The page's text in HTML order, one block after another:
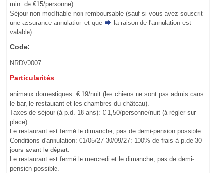
min. de €15/personne).
Séjour non modifiable non remboursable (sauf si vous avez souscrit
une assurance annulation et que
la raison de l'annulation est
valable).
Code:
NRDV0007
Particularités
animaux domestiques: € 19/nuit (les chiens ne sont pas admis dans
le bar, le restaurant et les chambres du château).
Taxes de séjour (à p.d. 18 ans): € 1,50/personne/nuit (à régler sur
place).
Le restaurant est fermé le dimanche, pas de demi-pension possible.
Conditions d'annulation: 01/05/27-30/09/27: 100% de frais à p.de 30
jours avant le départ.
Le restaurant est fermé le mercredi et le dimanche, pas de demi-
pension possible.